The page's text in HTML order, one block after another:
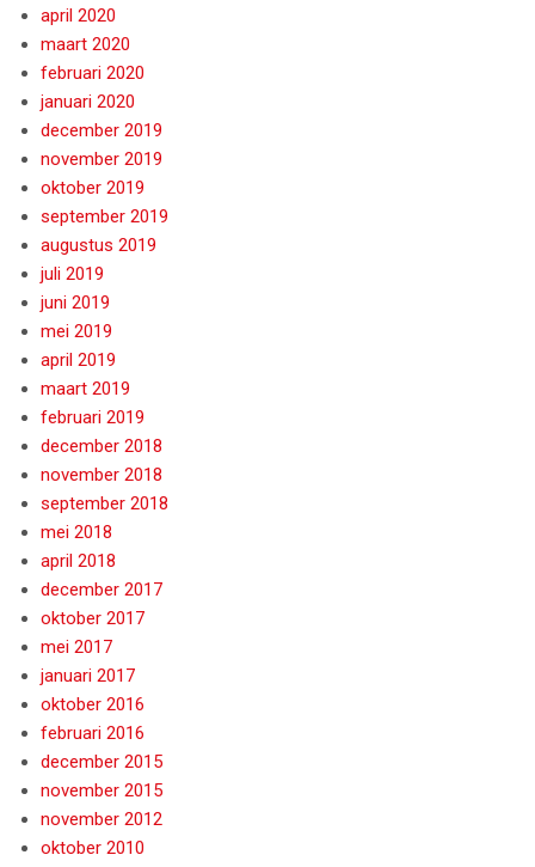
april 2020
maart 2020
februari 2020
januari 2020
december 2019
november 2019
oktober 2019
september 2019
augustus 2019
juli 2019
juni 2019
mei 2019
april 2019
maart 2019
februari 2019
december 2018
november 2018
september 2018
mei 2018
april 2018
december 2017
oktober 2017
mei 2017
januari 2017
oktober 2016
februari 2016
december 2015
november 2015
november 2012
oktober 2010